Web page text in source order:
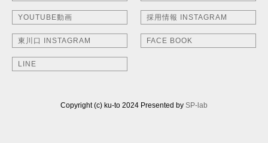
YOUTUBE動画 採用情報 INSTAGRAM
東川口 INSTAGRAM FACE BOOK
LINE
Copyright (c) ku-to 2024 Presented by SP-lab